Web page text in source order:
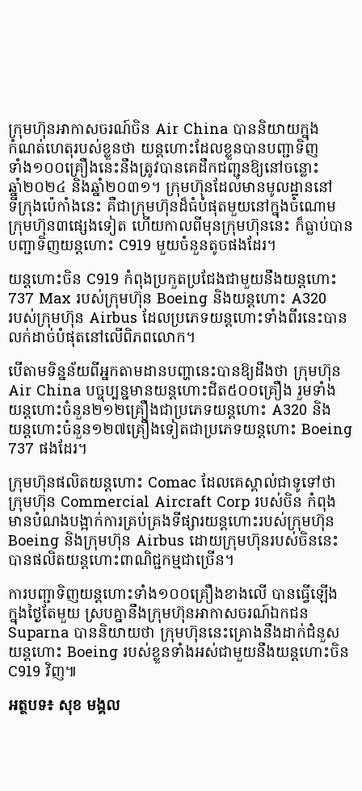
ក្រុមហ៊ុនអាកាសចរណ៍ចិន Air China បាននិយាយក្នុង
កំណត់ហេតុរបស់ខ្លួនថា យន្តហោះដែលខ្លួនបានបញ្ជាទិញ
ទាំង១០០គ្រឿងនេះនឹងត្រូវបានគេដឹកជញ្ជូនឱ្យនៅចន្លោះ
ឆ្នាំ២០២៤ និងឆ្នាំ២០៣១។ ក្រុមហ៊ុនដែលមានមូលដ្ឋាននៅ
ទីក្រុងប៉េកាំងនេះ គឺជាក្រុមហ៊ុនដ៏ធំបំផុតមួយនៅក្នុងចំណោម
ក្រុមហ៊ុន៣ផ្សេងទៀត ហើយកាលពីមុនក្រុមហ៊ុននេះ ក៏ធ្លាប់បាន
បញ្ជាទិញយន្តហោះ C919 មួយចំនួនតូចផងដែរ​។
យន្តហោះចិន C919 កំពុងប្រកួតប្រជែងជាមួយនឹងយន្តហោះ
737 Max របស់ក្រុមហ៊ុន Boeing និងយន្តហោះ A320
របស់ក្រុមហ៊ុន Airbus ដែលប្រភេទយន្តហោះទាំងពីរនេះបាន
លក់ដាច់បំផុតនៅលើពិភពលោក។
បើតាមទិន្នន័យពីអ្នកតាមដានបញ្ហានេះបានឱ្យដឹងថា ក្រុមហ៊ុន
Air China បច្ចុប្បន្នមានយន្តហោះជិត៥០០គ្រឿង រួមទាំង
យន្តហោះចំនួន២១២គ្រឿងជាប្រភេទយន្តហោះ A320 និង
យន្តហោះចំនួន១២៧គ្រឿងទៀតជាប្រភេទយន្តហោះ Boeing
737 ផងដែរ។
ក្រុមហ៊ុនផលិតយន្តហោះ Comac ដែលគេស្គាល់ជាទូទៅថា
ក្រុមហ៊ុន Commercial Aircraft Corp របស់ចិន កំពុង
មានបំណងបង្អាក់ការគ្រប់គ្រងទីផ្សារយន្តហោះរបស់ក្រុមហ៊ុន
Boeing និងក្រុមហ៊ុន Airbus ដោយក្រុមហ៊ុនរបស់ចិននេះ
បានផលិតយន្តហោះពាណិជ្ជកម្មជាច្រើន។
ការបញ្ជាទិញយន្តហោះទាំង១០០គ្រឿងខាងលើ បានធ្វើឡើង
ក្នុងថ្ងៃតែមួយ ស្របគ្នានឹងក្រុមហ៊ុនអាកាសចរណ៍ឯកជន
Suparna បាននិយាយថា ក្រុមហ៊ុននេះគ្រោងនឹងដាក់ជំនួស
យន្តហោះ Boeing របស់ខ្លួនទាំងអស់ជាមួយនឹងយន្តហោះចិន
C919 វិញ៕
អត្ថបទ៖ សុខ មង្គល